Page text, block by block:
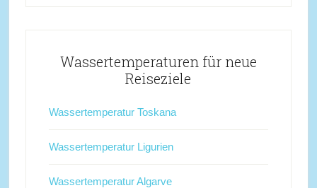
Wassertemperaturen für neue
Reiseziele
Wassertemperatur Toskana
Wassertemperatur Ligurien
Wassertemperatur Algarve